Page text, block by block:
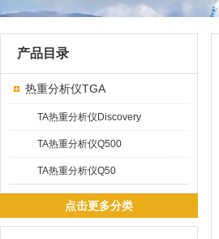
产品目录
热重分析仪TGA
TA热重分析仪Discovery
TA热重分析仪Q500
TA热重分析仪Q50
点击更多分类